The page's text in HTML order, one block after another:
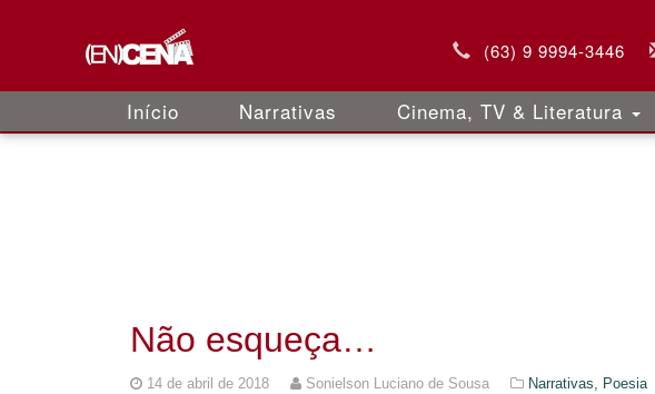
(63) 9 9994-3446
Início Narrativas Cinema, TV & Literatura
Não esqueça…
14 de abril de 2018 Sonielson Luciano de Sousa Narrativas, Poesia